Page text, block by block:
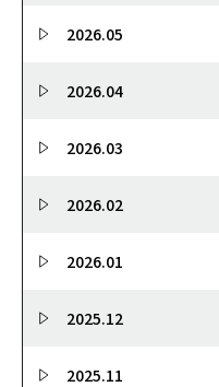
2026.05
2026.04
2026.03
2026.02
2026.01
2025.12
2025.11